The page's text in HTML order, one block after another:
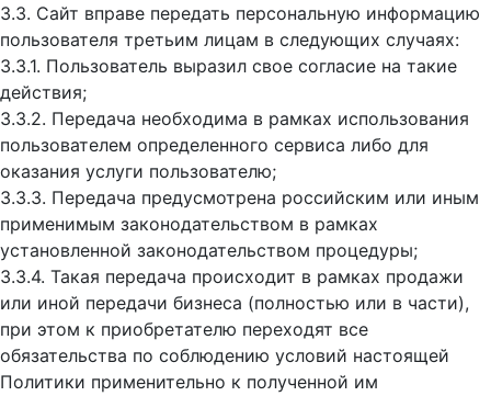
3.3. Сайт вправе передать персональную информацию
пользователя третьим лицам в следующих случаях:
3.3.1. Пользователь выразил свое согласие на такие
действия;
3.3.2. Передача необходима в рамках использования
пользователем определенного сервиса либо для
оказания услуги пользователю;
3.3.3. Передача предусмотрена российским или иным
применимым законодательством в рамках
установленной законодательством процедуры;
3.3.4. Такая передача происходит в рамках продажи
или иной передачи бизнеса (полностью или в части),
при этом к приобретателю переходят все
обязательства по соблюдению условий настоящей
Политики применительно к полученной им